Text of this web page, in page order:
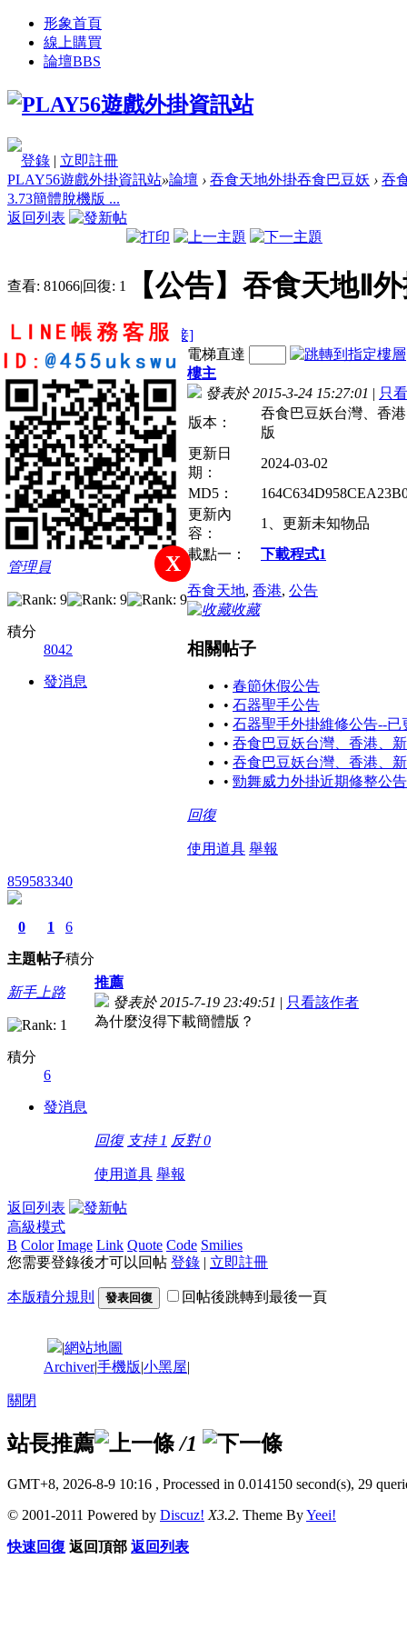
形象首頁
線上購買
論壇BBS
登錄 | 立即註冊
PLAY56遊戲外掛資訊站»論壇 › 吞食天地外掛吞食巴豆妖 › 吞
3.73簡體脫機版 ...
返回列表
查看: 81066|回復: 1 【公告】吞食天地Ⅱ
[複製鏈接]
舞林小帥哥
55 1771
帖子
8042
積分
管理員
積分
8042
發消息
電梯直達
樓主
發表於 2015-3-24 15:27:01 | 只
版本：
吞食巴豆妖台灣、香
版
更新日
期：
2024-03-02
MD5：
更新內
容：
1、更新未知物品
載點一：
下載程式1
吞食天地, 香港, 公告
收藏
相關帖子
• 春節休假公告
• 石器聖手公告
• 石器聖手外掛維修公告--已
• 吞食巴豆妖台灣、香港、
• 吞食巴豆妖台灣、香港、
• 勁舞威力外掛近期修整公告
回復
使用道具 舉報
859583340
0
主題
1
帖子
6
積分
新手上路
積分
6
發消息
推薦
發表於 2015-7-19 23:49:51 | 只看該作者
為什麼沒得下載簡體版？
回復 支持 1 反對0
使用道具 舉報
返回列表
高級模式
B Color Image Link Quote Code Smilies
您需要登錄後才可以回帖 登錄 | 立即註冊
本版積分規則 發表回復 回帖後跳轉到最後一頁
X
|網站地圖
Archiver|手機版|小黑屋|
關閉
站長推薦 /1
GMT+8, 2026-8-9 10:16 , Processed in 0.014150 second(s), 29
© 2001-2011 Powered by Discuz! X3.2. Theme ByYeei!
快速回復 返回頂部 返回列表